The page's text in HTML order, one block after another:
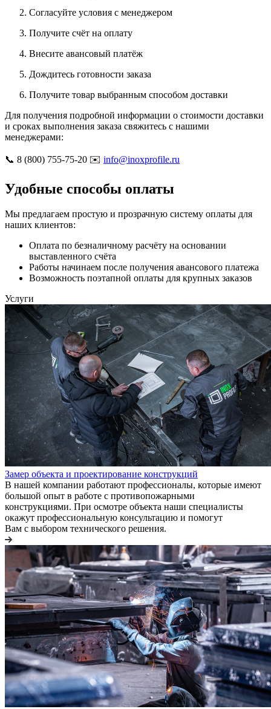
Согласуйте условия с менеджером
Получите счёт на оплату
Внесите авансовый платёж
Дождитесь готовности заказа
Получите товар выбранным способом доставки
Для получения подробной информации о стоимости доставки
и сроках выполнения заказа свяжитесь с нашими
менеджерами:
📞 8 (800) 755-75-20 ✉️ info@inoxprofile.ru
Удобные способы оплаты
Мы предлагаем простую и прозрачную систему оплаты для
наших клиентов:
Оплата по безналичному расчёту на основании
выставленного счёта
Работы начинаем после получения авансового платежа
Возможность поэтапной оплаты для крупных заказов
Услуги
Замер объекта и проектирование конструкций
В нашей компании работают профессионалы, которые имеют
большой опыт в работе с противопожарными
конструкциями. При осмотре объекта наши специалисты
окажут профессиональную консультацию и помогут
Вам с выбором технического решения.